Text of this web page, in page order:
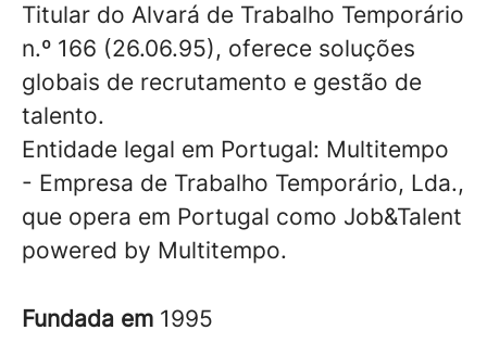
Titular do Alvará de Trabalho Temporário
n.º 166 (26.06.95), oferece soluções
globais de recrutamento e gestão de
talento.
Entidade legal em Portugal: Multitempo
- Empresa de Trabalho Temporário, Lda.,
que opera em Portugal como Job&Talent
powered by Multitempo.
Fundada em 1995